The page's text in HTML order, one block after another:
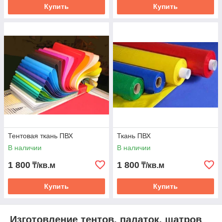
лучшими
мировым
производ
ителями
материал
ов и
фурнитур
обеспечи
только
непревзо
качество,
стоимость
Купить Купить
Тентовая ткань ПВХ
В наличии
1 800 ₸/кв.м
Купить
Ткань ПВХ
В наличии
1 800 ₸/кв.м
Купить
Изготовление тентов, палаток, шатров